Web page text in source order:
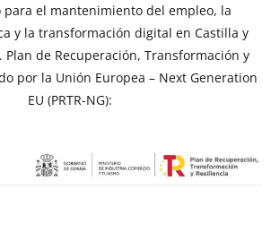
para el mantenimiento del empleo, la
y la transformación digital en Castilla y
Plan de Recuperación, Transformación y
por la Unión Europea – Next Generation
EU (PRTR-NG):